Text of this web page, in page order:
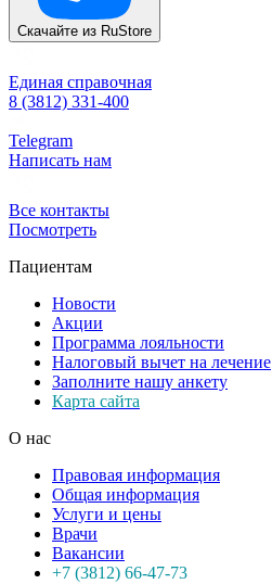
Скачайте из RuStore
Единая справочная
8 (3812) 331-400
Telegram
Написать нам
Все контакты
Посмотреть
Пациентам
Новости
Акции
Программа лояльности
Налоговый вычет на лечение
Заполните нашу анкету
Карта сайта
О нас
Правовая информация
Общая информация
Услуги и цены
Врачи
Вакансии
+7 (3812) 66-47-73